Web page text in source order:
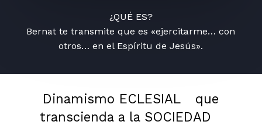
¿QUÉ ES?
Bernat te transmite que es «ejercitarme… con
otros… en el Espíritu de Jesús».
Dinamismo ECLESIAL
que
transcienda a la SOCIEDAD